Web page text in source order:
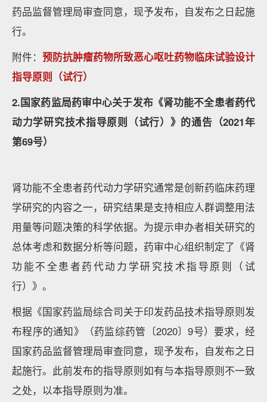
药品监督管理局审查同意，现予发布，自发布之日起施
行。
附件： 预防抗肿瘤药物所致恶心呕吐药物临床试验设计
指导原则（试行）
2.国家药监局药审中心关于发布《肾功能不全患者药代
动力学研究技术指导原则（试行）》的通告（2021年
第69号）
肾功能不全患者药代动力学研究通常是创新药临床药理
学研究的内容之一，研究结果是支持相应人群调整用法
用量等问题决策的科学依据。为提示申办者相关研究的
总体考虑和数据分析等问题，药审中心组织制定了《肾
功能不全患者药代动力学研究技术指导原则（试
行）》。
根据《国家药监局综合司关于印发药品技术指导原则发
布程序的通知》（药监综药管〔2020〕9号）要求，经
国家药品监督管理局审查同意，现予发布，自发布之日
起施行。此前发布的指导原则如有与本指导原则不一致
之处，以本指导原则为准。